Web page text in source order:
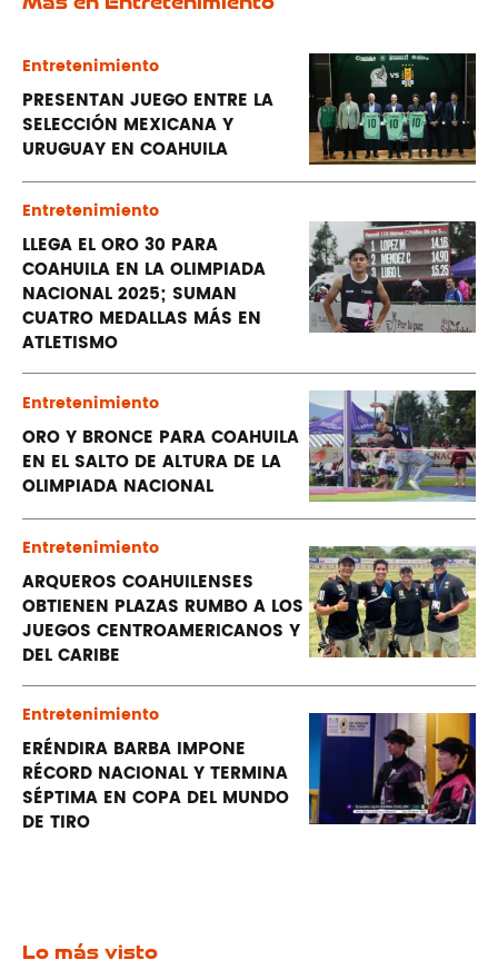
Entretenimiento
PRESENTAN JUEGO ENTRE LA
SELECCIÓN MEXICANA Y
URUGUAY EN COAHUILA
Entretenimiento
LLEGA EL ORO 30 PARA
COAHUILA EN LA OLIMPIADA
NACIONAL 2025; SUMAN
CUATRO MEDALLAS MÁS EN
ATLETISMO
Entretenimiento
ORO Y BRONCE PARA COAHUILA
EN EL SALTO DE ALTURA DE LA
OLIMPIADA NACIONAL
Entretenimiento
ARQUEROS COAHUILENSES
OBTIENEN PLAZAS RUMBO A LOS
JUEGOS CENTROAMERICANOS Y
DEL CARIBE
Entretenimiento
ERÉNDIRA BARBA IMPONE
RÉCORD NACIONAL Y TERMINA
SÉPTIMA EN COPA DEL MUNDO
DE TIRO
Lo más visto